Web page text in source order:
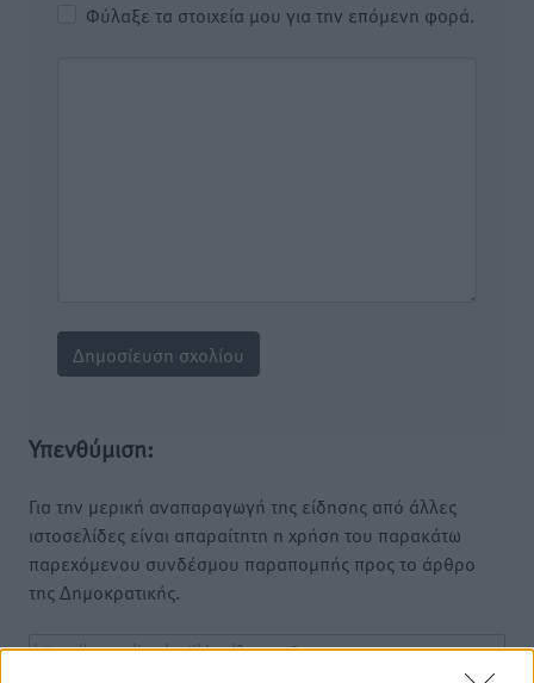
Φύλαξε τα στοιχεία μου για την επόμενη φορά.
Υπενθύμιση:
Για την μερική αναπαραγωγή της είδησης από άλλες
ιστοσελίδες είναι απαραίτητη η χρήση του παρακάτω
παρεχόμενου συνδέσμου παραπομπής προς το άρθρο
της Δημοκρατικής.